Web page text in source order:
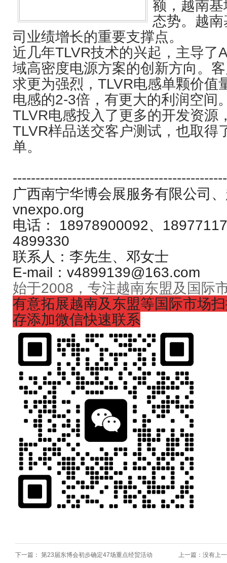
额，越南
态势。越
司业绩增长的重要支撑点。
近几年TLVR技术的兴起，主导了
域高密度电源方案的创新方向。
求更为强烈，TLVR电感单颗价值
电感的2-3倍，有更大的利润空间
TLVR电感投入了更多的开发资源
TLVR样品送交客户测试，也取得
单。
广西南宁华博会展服务有限公司
vnexpo.org
电话： 18978900092、
4899330
联系人：李先生、邓女士
E-mail：v4899139@163.com
始于2008，专注越南东盟及国际
有意拓展越南及东盟等国际市场
存添加微信快速联系
下一篇： 第23届东博会初步确定47场重点经贸活动 上一篇：没有上一